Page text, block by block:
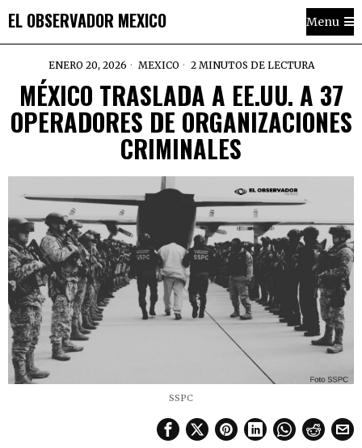
EL OBSERVADOR MEXICO Menu
ENERO 20, 2026 MEXICO 2 MINUTOS DE LECTURA
MÉXICO TRASLADA A EE.UU. A 37
OPERADORES DE ORGANIZACIONES
CRIMINALES
SSPC